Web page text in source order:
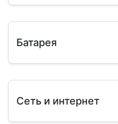
Батарея
Сеть и интернет